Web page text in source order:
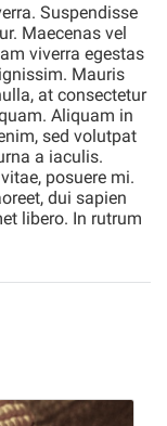
Suspendisse
Maecenas vel
viverra egestas
Mauris
at consectetur
Aliquam in
sed volutpat
a iaculis.
posuere mi.
dui sapien
libero. In rutrum